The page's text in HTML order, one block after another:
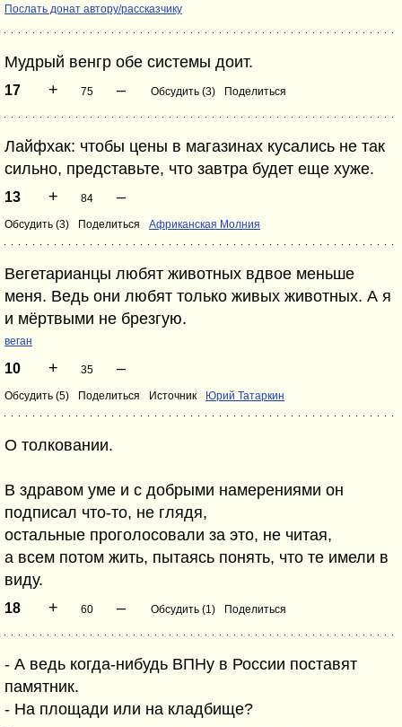
Послать донат автору/рассказчику
Мудрый венгр обе системы доит.
17 + 75 – Обсудить (3) Поделиться
Лайфхак: чтобы цены в магазинах кусались не так
сильно, представьте, что завтра будет еще хуже.
13 + 84 –
Обсудить (3) Поделиться Африканская Молния
Вегетарианцы любят животных вдвое меньше
меня. Ведь они любят только живых животных. А я
и мёртвыми не брезгую.
веган
10 + 35 –
Обсудить (5) Поделиться Источник Юрий Татаркин
О толковании.
В здравом уме и с добрыми намерениями он
подписал что-то, не глядя,
остальные проголосовали за это, не читая,
а всем потом жить, пытаясь понять, что те имели в
виду.
18 + 60 – Обсудить (1) Поделиться
- А ведь когда-нибудь ВПНу в России поставят
памятник.
- На площади или на кладбище?